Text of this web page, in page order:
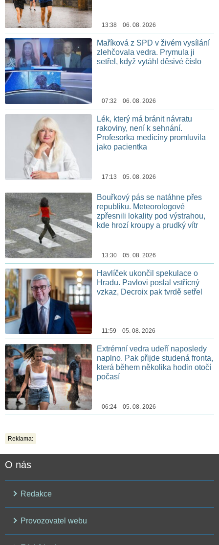
13:38 06. 08. 2026
Maříková z SPD v živém vysílání
zlehčovala vedra. Prymula ji
setřel, když vytáhl děsivé číslo
07:32 06. 08. 2026
Lék, který má bránit návratu
rakoviny, není k sehnání.
Profesorka medicíny promluvila
jako pacientka
17:13 05. 08. 2026
Bouřkový pás se natáhne přes
republiku. Meteorologové
zpřesnili lokality pod výstrahou,
kde hrozí kroupy a prudký vítr
13:30 05. 08. 2026
Havlíček ukončil spekulace o
Hradu. Pavlovi poslal vstřícný
vzkaz, Decroix pak tvrdě setřel
11:59 05. 08. 2026
Extrémní vedra udeří naposledy
naplno. Pak přijde studená fronta,
která během několika hodin otočí
počasí
06:24 05. 08. 2026
Reklama:
O nás
Redakce
Provozovatel webu